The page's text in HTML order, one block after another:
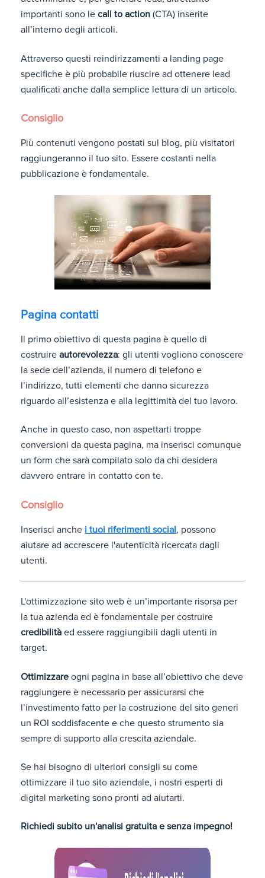
importanti sono le call to action (CTA) inserite
all’interno degli articoli.
Attraverso questi reindirizzamenti a landing page
specifiche è più probabile riuscire ad ottenere lead
qualificati anche dalla semplice lettura di un articolo.
Consiglio
Più contenuti vengono postati sul blog, più visitatori
raggiungeranno il tuo sito. Essere costanti nella
pubblicazione è fondamentale.
Pagina contatti
Il primo obiettivo di questa pagina è quello di
costruire autorevolezza: gli utenti vogliono conoscere
la sede dell’azienda, il numero di telefono e
l’indirizzo, tutti elementi che danno sicurezza
riguardo all’esistenza e alla legittimità del tuo lavoro.
Anche in questo caso, non aspettarti troppe
conversioni da questa pagina, ma inserisci comunque
un form che sarà compilato solo da chi desidera
davvero entrare in contatto con te.
Consiglio
Inserisci anche i tuoi riferimenti social, possono
aiutare ad accrescere l'autenticità ricercata dagli
utenti.
L'ottimizzazione sito web è un’importante risorsa per
la tua azienda ed è fondamentale per costruire
credibilità ed essere raggiungibili dagli utenti in
target.
Ottimizzare ogni pagina in base all’obiettivo che deve
raggiungere è necessario per assicurarsi che
l’investimento fatto per la costruzione del sito generi
un ROI soddisfacente e che questo strumento sia
sempre di supporto alla crescita aziendale.
Se hai bisogno di ulteriori consigli su come
ottimizzare il tuo sito aziendale, i nostri esperti di
digital marketing sono pronti ad aiutarti.
Richiedi subito un'analisi gratuita e senza impegno!